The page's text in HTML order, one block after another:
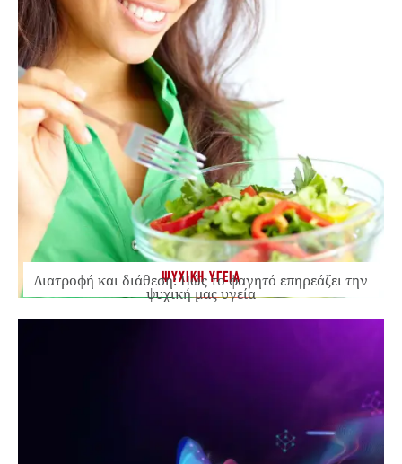
ΨΥΧΙΚΗ ΥΓΕΙΑ
Διατροφή και διάθεση: Πώς το φαγητό επηρεάζει την
ψυχική μας υγεία